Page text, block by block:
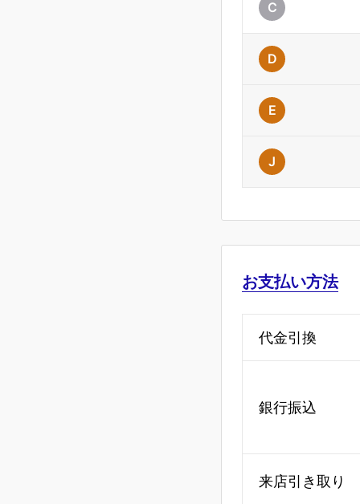
C
D
E
J
お支払い方法
代金引換
銀行振込
来店引き取り